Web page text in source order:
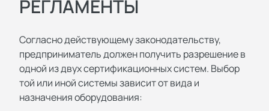
РЕГЛАМЕНТЫ
Согласно действующему законодательству,
предприниматель должен получить разрешение в
одной из двух сертификационных систем. Выбор
той или иной системы зависит от вида и
назначения оборудования: